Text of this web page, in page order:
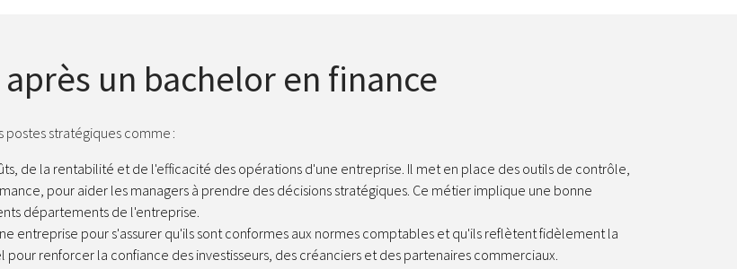
un bachelor en finance
stratégiques comme :
de la rentabilité et de l'efficacité des opérations d'une entreprise. Il met en place des outils de contrôle,
pour aider les managers à prendre des décisions stratégiques. Ce métier implique une bonne
départements de l'entreprise.
entreprise pour s'assurer qu'ils sont conformes aux normes comptables et qu'ils reflètent fidèlement la
renforcer la confiance des investisseurs, des créanciers et des partenaires commerciaux.